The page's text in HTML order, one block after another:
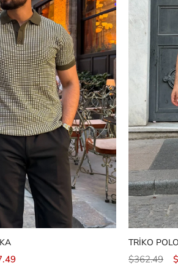
TRİKO
$362.49